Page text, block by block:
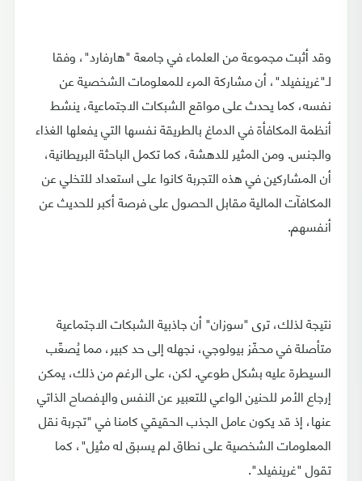
وقد أثبت مجموعة من العلماء في جامعة "هارفارد"، وفقا
لـ"غرينفيلد"، أن مشاركة المرء للمعلومات الشخصية عن
نفسه، كما يحدث على مواقع الشبكات الاجتماعية، ينشط
أنظمة المكافأة في الدماغ بالطريقة نفسها التي يفعلها الغذاء
والجنس. ومن المثير للدهشة، كما تكمل الباحثة البريطانية،
أن المشاركين في هذه التجربة كانوا على استعداد للتخلي عن
المكافآت المالية مقابل الحصول على فرصة أكبر للحديث عن
أنفسهم.
نتيجة لذلك، ترى "سوزان" أن جاذبية الشبكات الاجتماعية
متأصلة في محفّز بيولوجي، نجهله إلى حد كبير، مما يُصعِّب
السيطرة عليه بشكل طوعي. لكن، على الرغم من ذلك، يمكن
إرجاع الأمر للحنين الواعي للتعبير عن النفس والإفصاح الذاتي
عنها، إذ قد يكون عامل الجذب الحقيقي كامنا في "تجربة نقل
المعلومات الشخصية على نطاق لم يسبق له مثيل"، كما
تقول "غرينفيلد".